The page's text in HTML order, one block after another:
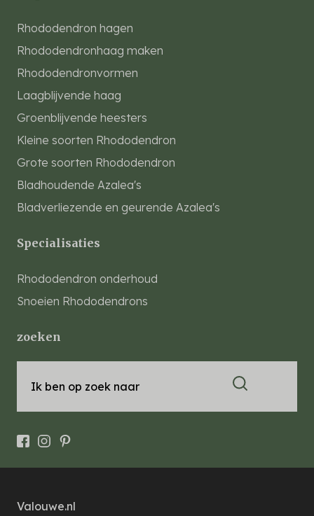
Rhododendron hagen
Rhododendronhaag maken
Rhododendronvormen
Laagblijvende haag
Groenblijvende heesters
Kleine soorten Rhododendron
Grote soorten Rhododendron
Bladhoudende Azalea's
Bladverliezende en geurende Azalea's
Specialisaties
Rhododendron onderhoud
Snoeien Rhododendrons
zoeken
Ik ben op zoek naar
Valouwe.nl